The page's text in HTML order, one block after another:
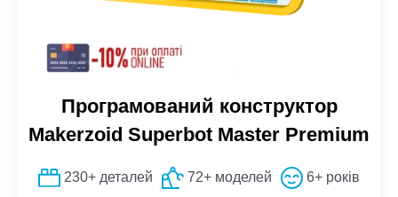
Програмований конструктор
Makerzoid Superbot Master Premium
230+ деталей 72+ моделей 6+ років